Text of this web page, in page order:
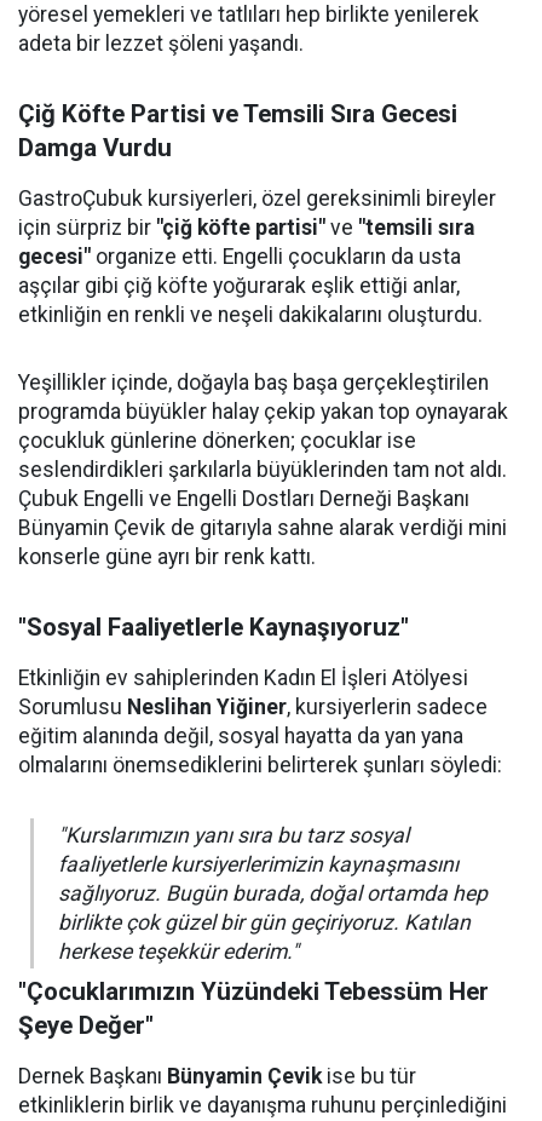
yöresel yemekleri ve tatlıları hep birlikte yenilerek
adeta bir lezzet şöleni yaşandı.
Çiğ Köfte Partisi ve Temsili Sıra Gecesi
Damga Vurdu
GastroÇubuk kursiyerleri, özel gereksinimli bireyler
için sürpriz bir "çiğ köfte partisi" ve "temsili sıra
gecesi" organize etti. Engelli çocukların da usta
aşçılar gibi çiğ köfte yoğurarak eşlik ettiği anlar,
etkinliğin en renkli ve neşeli dakikalarını oluşturdu.
Yeşillikler içinde, doğayla baş başa gerçekleştirilen
programda büyükler halay çekip yakan top oynayarak
çocukluk günlerine dönerken; çocuklar ise
seslendirdikleri şarkılarla büyüklerinden tam not aldı.
Çubuk Engelli ve Engelli Dostları Derneği Başkanı
Bünyamin Çevik de gitarıyla sahne alarak verdiği mini
konserle güne ayrı bir renk kattı.
"Sosyal Faaliyetlerle Kaynaşıyoruz"
Etkinliğin ev sahiplerinden Kadın El İşleri Atölyesi
Sorumlusu Neslihan Yiğiner, kursiyerlerin sadece
eğitim alanında değil, sosyal hayatta da yan yana
olmalarını önemsediklerini belirterek şunları söyledi:
"Kurslarımızın yanı sıra bu tarz sosyal
faaliyetlerle kursiyerlerimizin kaynaşmasını
sağlıyoruz. Bugün burada, doğal ortamda hep
birlikte çok güzel bir gün geçiriyoruz. Katılan
herkese teşekkür ederim."
"Çocuklarımızın Yüzündeki Tebessüm Her
Şeye Değer"
Dernek Başkanı Bünyamin Çevikise bu tür
etkinliklerin birlik ve dayanışma ruhunu perçinlediğini